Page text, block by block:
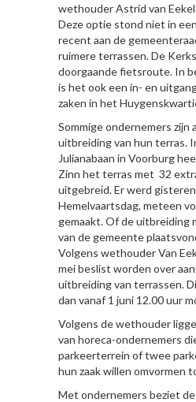
wethouder Astrid van
Deze optie stond niet in
recent aan de
ruimere terrassen. De
doorgaande fietsroute. In
is het ook een in- en
zaken in het
Sommige ondernemers zijn
uitbreiding van hun terras.
Julianabaan in Voorburg
Zinn het terras met 32
uitgebreid. Er werd
Hemelvaartsdag, meteen
gemaakt. Of de uitbreiding
van de gemeente
Volgens wethouder Van
mei beslist worden over
uitbreiding van terrassen.
dan vanaf 1 juni 12.00 uur
Volgens de wethouder
van horeca-ondernemers
parkeerterrein of twee
hun zaak willen omvormen
Met ondernemers beziet